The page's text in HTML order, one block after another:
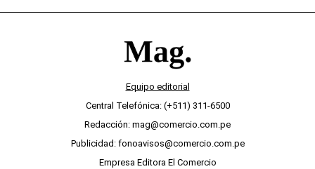
Equipo editorial
Central Telefónica: (+511) 311-6500
Redacción: mag@comercio.com.pe
Publicidad: fonoavisos@comercio.com.pe
Empresa Editora El Comercio